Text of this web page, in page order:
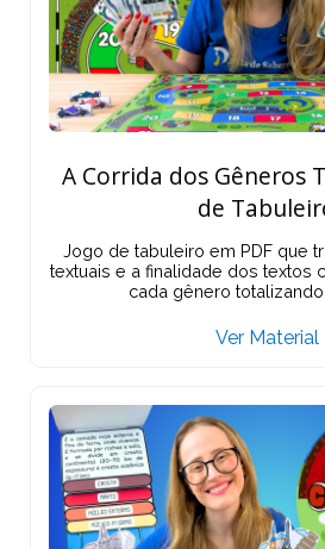
A Corrida dos Gêneros
de
Jogo de tabuleiro em PDF que
textuais e a finalidade dos textos
cada gênero totalizando
Ver Material